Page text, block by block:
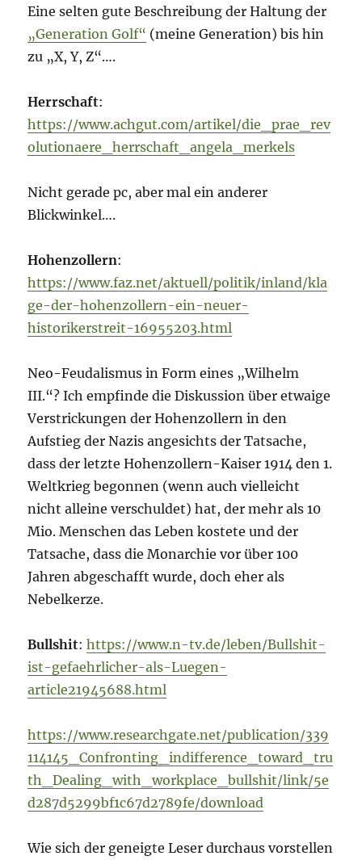
Eine selten gute Beschreibung der Haltung der
„Generation Golf“ (meine Generation) bis hin
zu „X, Y, Z“….
Herrschaft:
https://www.achgut.com/artikel/die_prae_rev
olutionaere_herrschaft_angela_merkels
Nicht gerade pc, aber mal ein anderer
Blickwinkel….
Hohenzollern:
https://www.faz.net/aktuell/politik/inland/kla
ge-der-hohenzollern-ein-neuer-
historikerstreit-16955203.html
Neo-Feudalismus in Form eines „Wilhelm
III.“? Ich empfinde die Diskussion über etwaige
Verstrickungen der Hohenzollern in den
Aufstieg der Nazis angesichts der Tatsache,
dass der letzte Hohenzollern-Kaiser 1914 den 1.
Weltkrieg begonnen (wenn auch vielleicht
nicht alleine verschuldet) hat, der mehr als 10
Mio. Menschen das Leben kostete und der
Tatsache, dass die Monarchie vor über 100
Jahren abgeschafft wurde, doch eher als
Nebelkerze.
Bullshit:https://www.n-tv.de/leben/Bullshit-
ist-gefaehrlicher-als-Luegen-
article21945688.html
https://www.researchgate.net/publication/339
114145_Confronting_indifference_toward_tru
th_Dealing_with_workplace_bullshit/link/5e
d287d5299bf1c67d2789fe/download
Wie sich der geneigte Leser durchaus vorstellen